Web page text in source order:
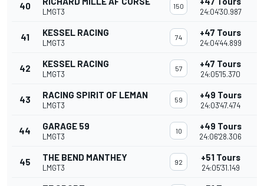
40
LMGT3
150
24:04'30.987
41 KESSEL RACING
LMGT3
74 +47 Tours
24:04'44.899
42 KESSEL RACING
LMGT3
57 +47 Tours
24:05'15.370
43 RACING SPIRIT OF LEMAN
LMGT3
59 +49 Tours
24:03'47.474
44 GARAGE 59
LMGT3
10 +49 Tours
24:06'28.306
45 THE BEND MANTHEY
LMGT3
92 +51 Tours
24:05'31.149